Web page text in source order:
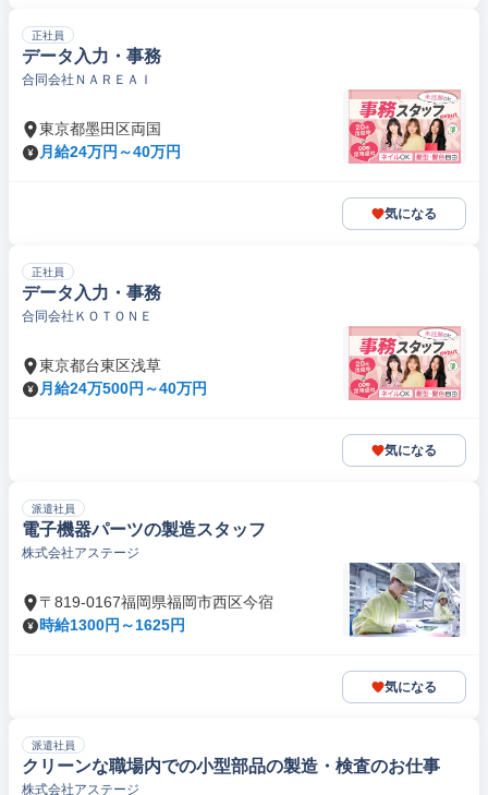
正社員
データ入力・事務
合同会社ＮＡＲＥＡＩ
東京都墨田区両国
月給24万円～40万円
気になる
正社員
データ入力・事務
合同会社ＫＯＴＯＮＥ
東京都台東区浅草
月給24万500円～40万円
気になる
派遣社員
電子機器パーツの製造スタッフ
株式会社アステージ
〒819-0167福岡県福岡市西区今宿
時給1300円～1625円
気になる
派遣社員
クリーンな職場内での小型部品の製造・検査のお仕事
株式会社アステージ